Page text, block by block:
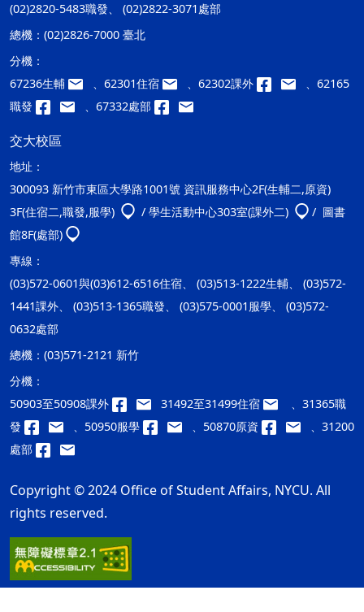
(02)2820-5483職發、 (02)2822-3071處部
總機： (02)2826-7000 臺北
分機：
67236生輔
、62301住宿 、62302課外
、62165
職發
、67332處部
交大校區
地址：
300093 新竹市東區大學路1001號 資訊服務中心2F(生輔二,原資)
3F(住宿二,職發,服學)
/ 學生活動中心303室(課外二)
/ 圖書
館8F(處部)
專線：
(03)572-0601與(03)612-6516住宿、 (03)513-1222生輔、 (03)572-
1441課外、 (03)513-1365職發、 (03)575-0001服學、 (03)572-
0632處部
總機： (03)571-2121 新竹
分機：
50903至50908課外
31492至31499住宿
、31365職
發
、50950服學 、50870原資
、31200
處部
Copyright © 2024 Office of Student Affairs, NYCU. All
rights reserved.